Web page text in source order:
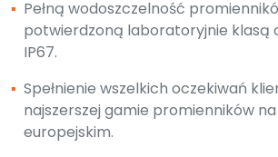
▪ Pełną wodoszczelność
potwierdzoną laboratoryjnie klasą
IP67.
▪ Spełnienie wszelkich oczekiwań
najszerszej gamie promienników
europejskim.